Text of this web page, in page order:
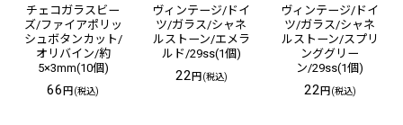
チェコガラスビー
ズ/ファイアポリッ
シュボタンカット/
オリバイン/約
5×3mm(10個)
66円(税込)
ヴィンテージ/ドイ
ツ/ガラス/シャネ
ルストーン/エメラ
ルド/29ss(1個)
22円(税込)
ヴィンテージ/ドイ
ツ/ガラス/シャネ
ルストーン/スプリ
ンググリー
ン/29ss(1個)
22円(税込)